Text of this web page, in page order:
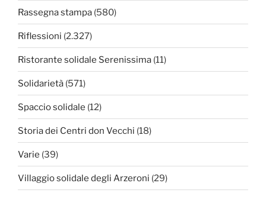
Rassegna stampa (580)
Riflessioni (2.327)
Ristorante solidale Serenissima (11)
Solidarietà (571)
Spaccio solidale (12)
Storia dei Centri don Vecchi (18)
Varie (39)
Villaggio solidale degli Arzeroni (29)